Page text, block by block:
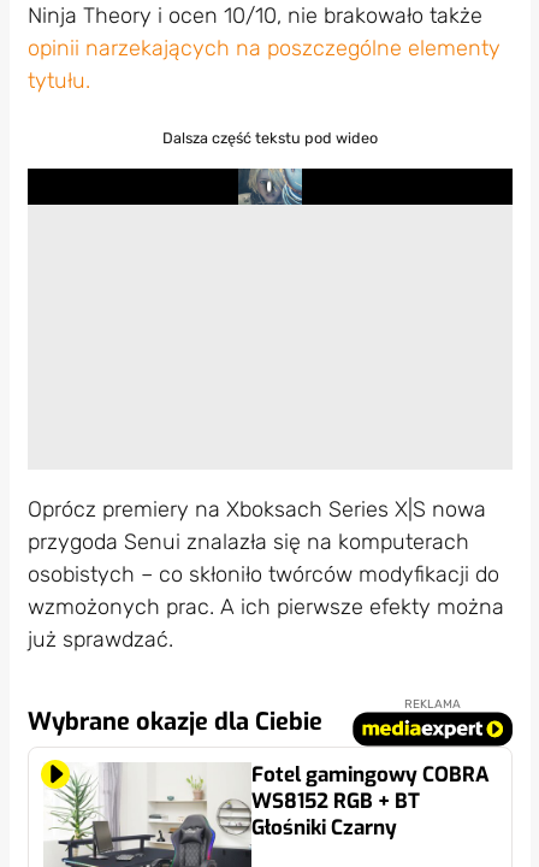
Ninja Theory i ocen 10/10, nie brakowało także
opinii narzekających na poszczególne elementy
tytułu.
Dalsza część tekstu pod wideo
Play
Oprócz premiery na Xboksach Series X|S nowa
przygoda Senui znalazła się na komputerach
osobistych – co skłoniło twórców modyfikacji do
wzmożonych prac. A ich pierwsze efekty można
już sprawdzać.
Wybrane okazje dla Ciebie
REKLAMA
Fotel gamingowy COBRA
WS8152 RGB + BT
Głośniki Czarny